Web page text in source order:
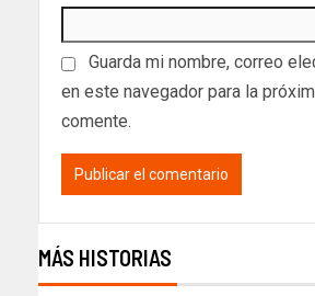
Guarda mi nombre, correo
en este navegador para la
comente.
MÁS HISTORIAS